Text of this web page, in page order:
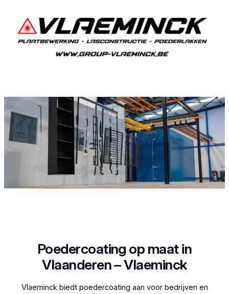
Poedercoating op maat in
Vlaanderen – Vlaeminck
Vlaeminck biedt poedercoating aan voor bedrijven en